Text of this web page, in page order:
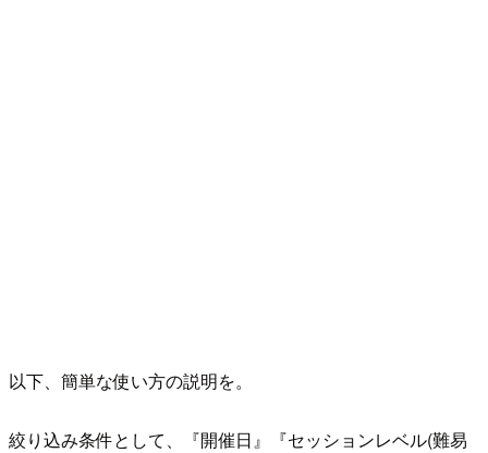
以下、簡単な使い方の説明を。
絞り込み条件として、『開催日』『セッションレベル(難易